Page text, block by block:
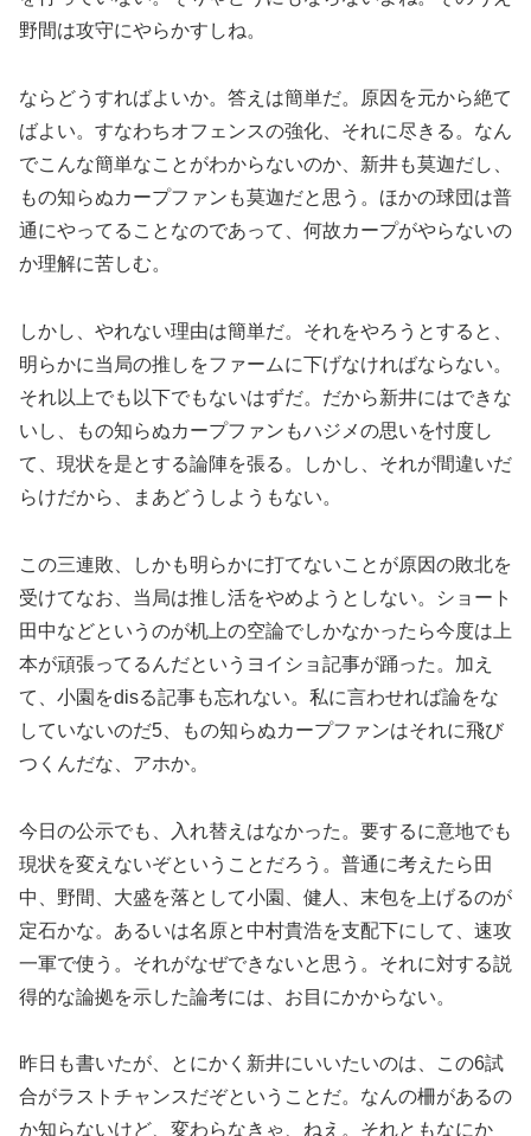
野間は攻守にやらかすしね。
ならどうすればよいか。答えは簡単だ。原因を元から絶て
ばよい。すなわちオフェンスの強化、それに尽きる。なん
でこんな簡単なことがわからないのか、新井も莫迦だし、
もの知らぬカープファンも莫迦だと思う。ほかの球団は普
通にやってることなのであって、何故カープがやらないの
か理解に苦しむ。
しかし、やれない理由は簡単だ。それをやろうとすると、
明らかに当局の推しをファームに下げなければならない。
それ以上でも以下でもないはずだ。だから新井にはできな
いし、もの知らぬカープファンもハジメの思いを忖度し
て、現状を是とする論陣を張る。しかし、それが間違いだ
らけだから、まあどうしようもない。
この三連敗、しかも明らかに打てないことが原因の敗北を
受けてなお、当局は推し活をやめようとしない。ショート
田中などというのが机上の空論でしかなかったら今度は上
本が頑張ってるんだというヨイショ記事が踊った。加え
て、小園をdisる記事も忘れない。私に言わせれば論をな
していないのだ5、もの知らぬカープファンはそれに飛び
つくんだな、アホか。
今日の公示でも、入れ替えはなかった。要するに意地でも
現状を変えないぞということだろう。普通に考えたら田
中、野間、大盛を落として小園、健人、末包を上げるのが
定石かな。あるいは名原と中村貴浩を支配下にして、速攻
一軍で使う。それがなぜできないと思う。それに対する説
得的な論拠を示した論考には、お目にかからない。
昨日も書いたが、とにかく新井にいいたいのは、この6試
合がラストチャンスだぞということだ。なんの柵があるの
か知らないけど、変わらなきゃ、ねえ。それともなにか